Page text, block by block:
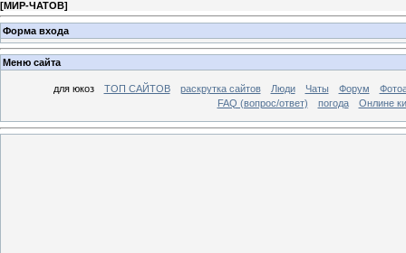
[МИР-ЧАТОВ]
Форма входа
Меню сайта
для юкоз ТОП САЙТОВ раскрутка сайтов Люди Чаты Форум
FAQ (вопрос/ответ)
погода Онлине